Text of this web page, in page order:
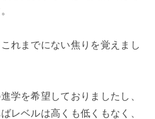
れまでにない焦りを覚えまし
学を希望しておりましたし、
レベルは高くも低くもなく、